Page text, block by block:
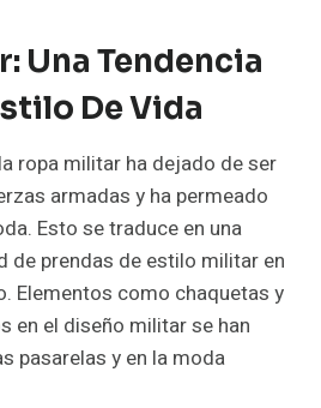
Una Tendencia
De Vida
ropa militar ha dejado de ser
armadas y ha permeado
Esto se traduce en una
de prendas de estilo militar en
Elementos como chaquetas y
en el diseño militar se han
pasarelas y en la moda